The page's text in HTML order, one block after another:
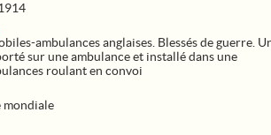
ambulances anglaises. Blessés de guerre.
sur une ambulance et installé dans une
roulant en convoi
mondiale